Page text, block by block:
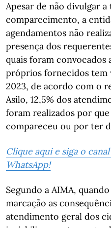
Apesar de não divulgar
comparecimento, a
agendamentos não
presença dos
quais foram convocados
próprios fornecidos tem
2023, de acordo com o
Asilo, 12,5% dos
foram realizados por que
compareceu ou por ter
Clique aqui e siga o
WhatsApp!
Segundo a AIMA,
marcação as
atendimento geral dos